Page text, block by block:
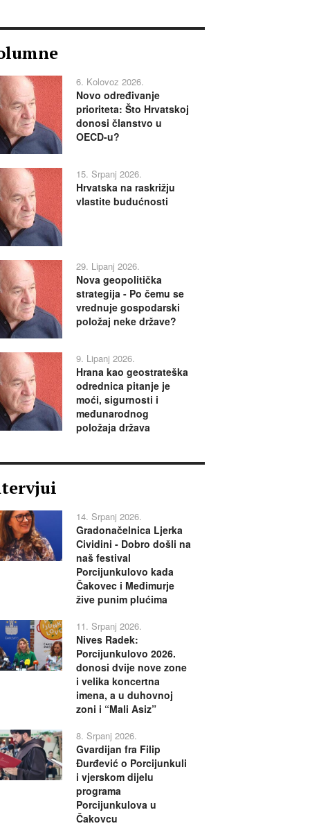
6. Kolovoz 2026.
Novo određivanje
prioriteta: Što Hrvatskoj
donosi članstvo u
OECD-u?
15. Srpanj 2026.
Hrvatska na raskrižju
vlastite budućnosti
29. Lipanj 2026.
Nova geopolitička
strategija - Po čemu se
vrednuje gospodarski
položaj neke države?
9. Lipanj 2026.
Hrana kao geostrateška
odrednica pitanje je
moći, sigurnosti i
međunarodnog
položaja država
14. Srpanj 2026.
Gradonačelnica Ljerka
Cividini - Dobro došli na
naš festival
Porcijunkulovo kada
Čakovec i Međimurje
žive punim plućima
11. Srpanj 2026.
Nives Radek:
Porcijunkulovo 2026.
donosi dvije nove zone
i velika koncertna
imena, a u duhovnoj
zoni i “Mali Asiz”
8. Srpanj 2026.
Gvardijan fra Filip
Đurđević o Porcijunkuli
i vjerskom dijelu
programa
Porcijunkulova u
Čakovcu